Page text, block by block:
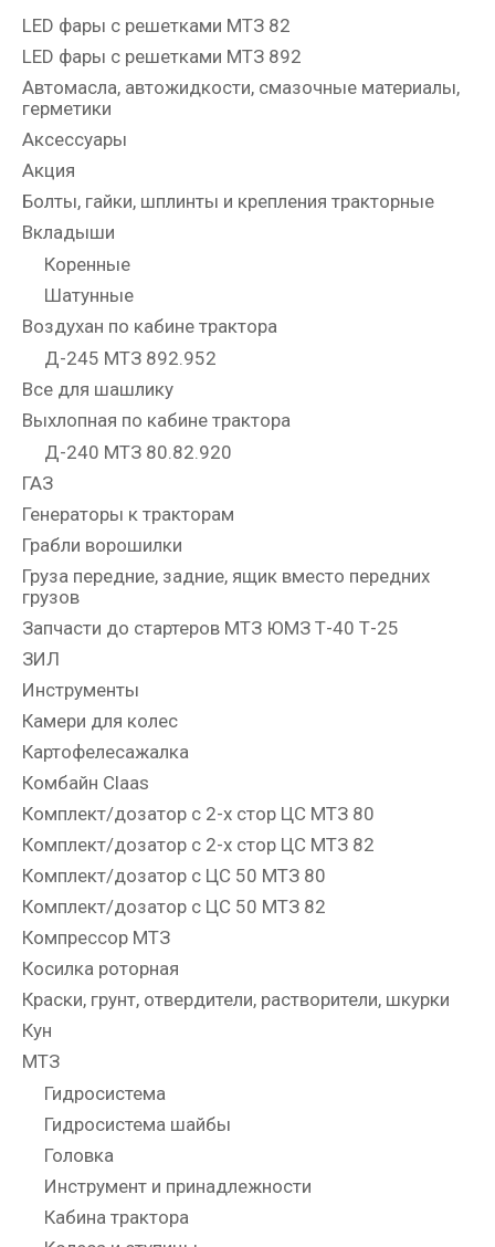
LED фары с решетками МТЗ 82
LED фары с решетками МТЗ 892
Автомасла, автожидкости, смазочные материалы,
герметики
Аксессуары
Акция
Болты, гайки, шплинты и крепления тракторные
Вкладыши
Коренные
Шатунные
Воздухан по кабине трактора
Д-245 МТЗ 892.952
Все для шашлику
Выхлопная по кабине трактора
Д-240 МТЗ 80.82.920
ГАЗ
Генераторы к тракторам
Грабли ворошилки
Груза передние, задние, ящик вместо передних
грузов
Запчасти до стартеров МТЗ ЮМЗ Т-40 Т-25
ЗИЛ
Инструменты
Камери для колес
Картофелесажалка
Комбайн Claas
Комплект/дозатор с 2-х стор ЦС МТЗ 80
Комплект/дозатор с 2-х стор ЦС МТЗ 82
Комплект/дозатор с ЦС 50 МТЗ 80
Комплект/дозатор с ЦС 50 МТЗ 82
Компрессор МТЗ
Косилка роторная
Краски, грунт, отвердители, растворители, шкурки
Кун
МТЗ
Гидросистема
Гидросистема шайбы
Головка
Инструмент и принадлежности
Кабина трактора